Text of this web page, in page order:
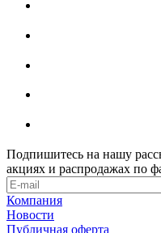
Подпишитесь на нашу
акциях и распродажах по
Компания
Новости
Публичная оферта